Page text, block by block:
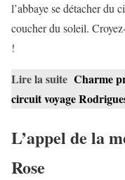
l’abbaye se détacher du
coucher du soleil.
!
Lire la suite Charme
circuit voyage
L’appel de la
Rose